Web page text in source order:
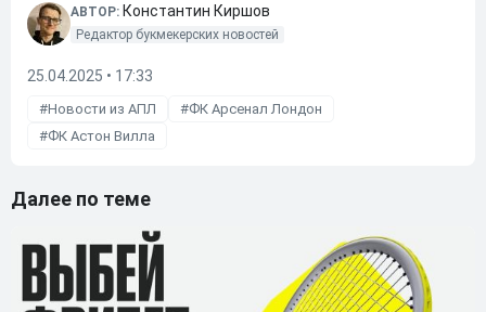
АВТОР: Константин Киршов
Редактор букмекерских новостей
25.04.2025 • 17:33
Новости из АПЛ
ФК Арсенал Лондон
ФК Астон Вилла
Далее по теме